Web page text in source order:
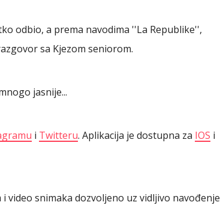
odbio, a prema navodima ''La Republike'',
sa Kjezom seniorom.
jasnije...
i Twitteru. Aplikacija je dostupna za IOS i
video snimaka dozvoljeno uz vidljivo navođenje